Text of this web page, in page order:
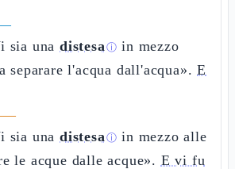
sia una distesaⓘ in mezzo
separare l'acqua dall'acqua».E
sia una distesaⓘ in mezzo alle
le acque dalle acque». E vi fu